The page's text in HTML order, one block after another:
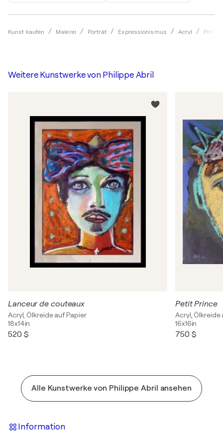
Kunst kaufen Malerei Porträt Expressionismus Acryl
Weitere Kunstwerke von Philippe Abril
Lanceur de couteaux
Acryl, Ölkreide auf Papier
18x14in
520 $
Petit Prince
Acryl, Ölkreide
16x16in
750 $
Alle Kunstwerke von Philippe Abril ansehen
Information